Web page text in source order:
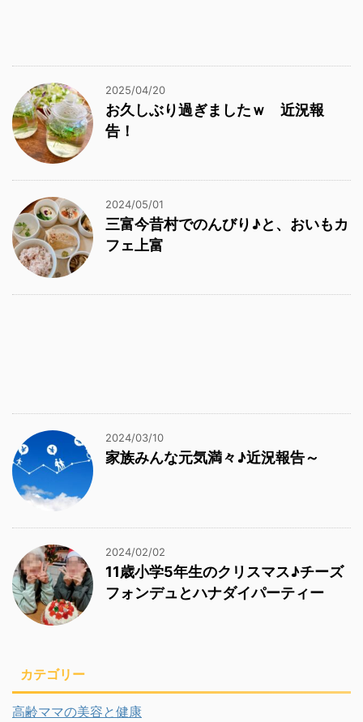
2025/04/20
お久しぶり過ぎましたｗ 近況報
告！
2024/05/01
三富今昔村でのんびり♪と、おいもカ
フェ上富
2024/03/10
家族みんな元気満々♪近況報告～
2024/02/02
11歳小学5年生のクリスマス♪チーズ
フォンデュとハナダイパーティー
カテゴリー
高齢ママの美容と健康